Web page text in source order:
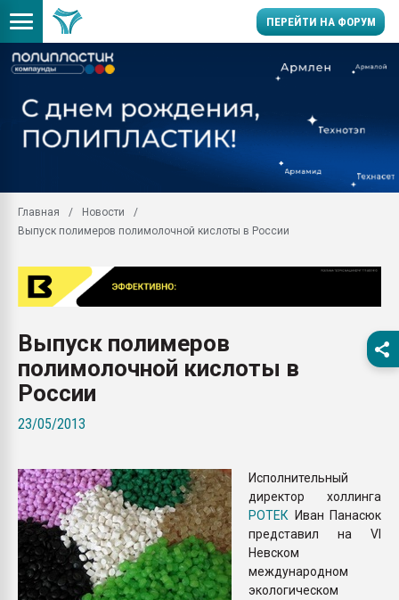
ПЕРЕЙТИ НА ФОРУМ
заводу пластмасс"
28.07.2026
28.07.2026
ПЕРЕЙТИ НА
Главная
Новости
Выпуск полимеров полимолочной кислоты в России
Выпуск полимеров
полимолочной кислоты в
России
23/05/2013
Исполнительный
директор холлинга
РОТЕК Иван Панасюк
представил на VI
Невском
международном
экологическом